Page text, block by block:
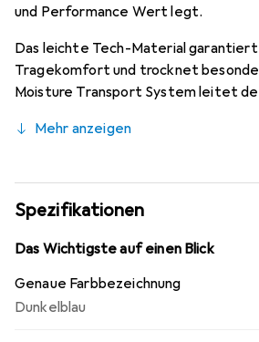
und Performance Wert legt.
Das leichte Tech-Material
Tragekomfort und trocknet
Moisture Transport System leitet
sowie der Stehkragen mit
Under Armour Logo auf der Brust.
Mehr anzeigen
Spezifikationen
Das Wichtigste auf einen Blick
Genaue Farbbezeichnung
Dunkelblau